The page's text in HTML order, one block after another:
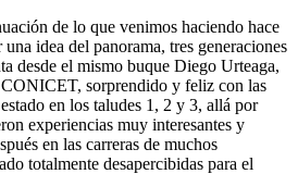
de lo que venimos haciendo hace
idea del panorama, tres generaciones
desde el mismo buque Diego Urteaga,
sorprendido y feliz con las
en los taludes 1, 2 y 3, allá por
experiencias muy interesantes y
en las carreras de muchos
totalmente desapercibidas para el